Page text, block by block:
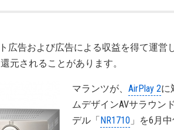
広告および広告による収益を得て運営
元されることがあります。
マランツが、 AirPlay 2に
ムデザインAVサラウン
デル「NR1710 」を6月